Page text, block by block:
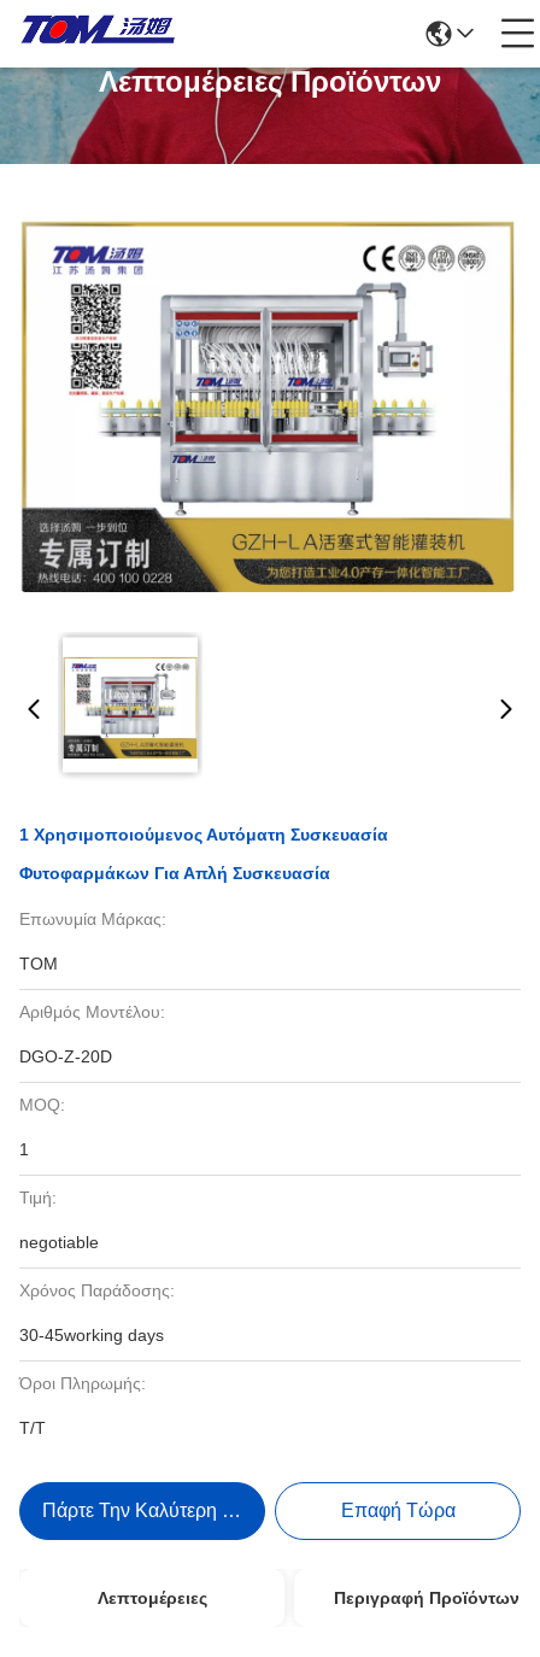
Λεπτομέρειες Προϊόντων
1 Χρησιμοποιούμενος Αυτόματη Συσκευασία
Φυτοφαρμάκων Για Απλή Συσκευασία
Επωνυμία Μάρκας:
TOM
Αριθμός Μοντέλου:
DGO-Z-20D
MOQ:
1
Τιμή:
negotiable
Χρόνος Παράδοσης:
30-45working days
Όροι Πληρωμής:
T/T
Πάρτε Την Καλύτερη Τιμή Επαφή Τώρα
Λεπτομέρειες Περιγραφή Προϊόντων